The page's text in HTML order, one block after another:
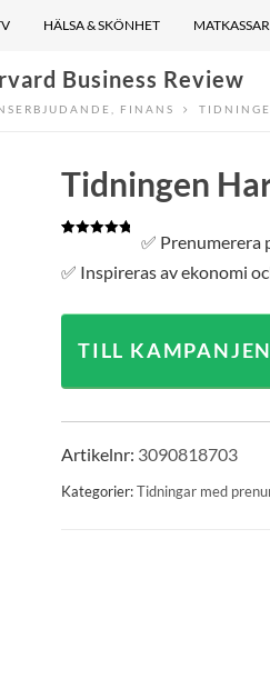
HÄLSA & SKÖNHET MATKASSAR
Business Review
FINANS
Tidningen
baserat på
kundrecension
✅ Prenumerera
✅ Inspireras av ekonomi
TILL KAMPANJEN
Artikelnr: 3090818703
Kategorier:Tidningar med